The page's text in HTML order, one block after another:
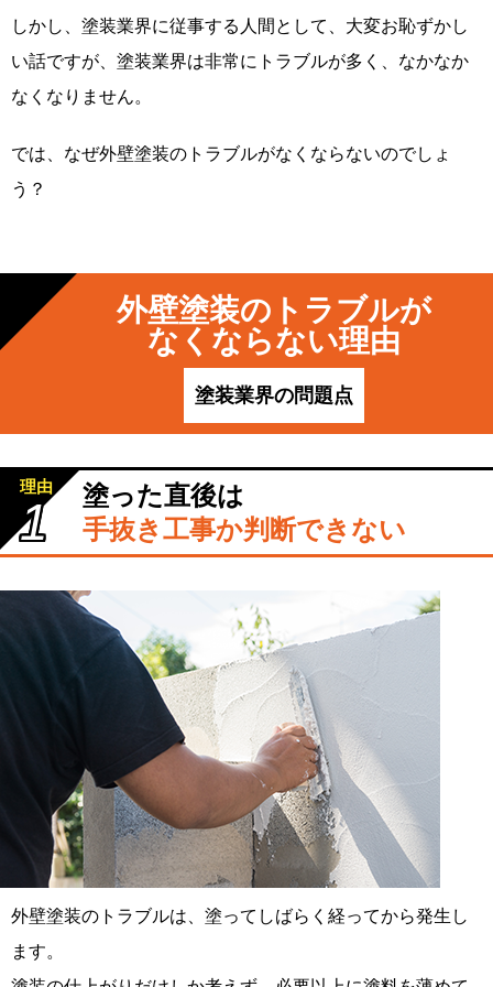
しかし、塗装業界に従事する人間として、大変お恥ずかし
い話ですが、塗装業界は非常にトラブルが多く、なかなか
なくなりません。
では、なぜ外壁塗装のトラブルがなくならないのでしょ
う？
外壁塗装のトラブルが
なくならない理由
塗装業界の問題点
理由
1
塗った直後は
手抜き工事か判断できない
外壁塗装のトラブルは、塗ってしばらく経ってから発生し
ます。